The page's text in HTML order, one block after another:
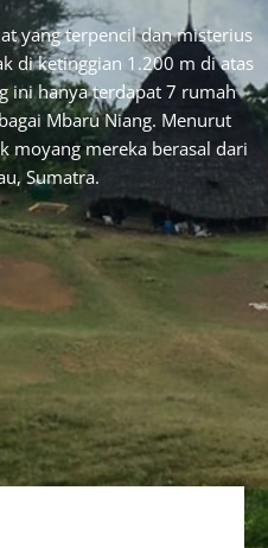
kegiatan mengelilingi
diatas kapal. Baik itu
maupun Phinisi.